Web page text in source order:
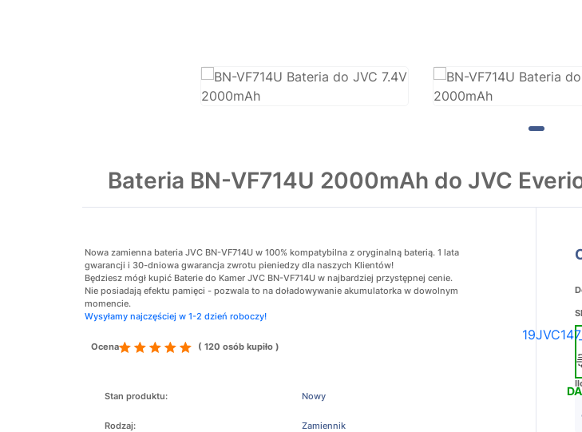
Bateria BN-VF714U 2000mAh do JVC
Nowa zamienna bateria JVC BN-VF714U w 100% kompatybilna z oryginalną baterią. 1 lata
gwarancji i 30-dniowa gwarancja zwrotu pieniedzy dla naszych Klientów!
Będziesz mógł kupić Baterie do Kamer JVC BN-VF714U w najbardziej przystępnej cenie.
Nie posiadają efektu pamięci - pozwala to na doładowywanie akumulatorka w dowolnym
momencie.
Wysyłamy najczęściej w 1-2 dzień roboczy!
Ocena ( 120 osób kupiło )
Stan produktu: Nowy
Rodzaj: Zamiennik